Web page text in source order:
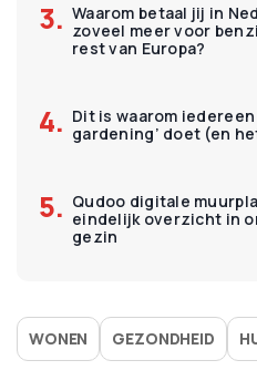
Waarom betaal jij in
zoveel meer voor
rest van Europa?
Dit is waarom iedereen
gardening’ doet (en
Qudoo digitale
eindelijk overzicht in
gezin
WONEN GEZONDHEID